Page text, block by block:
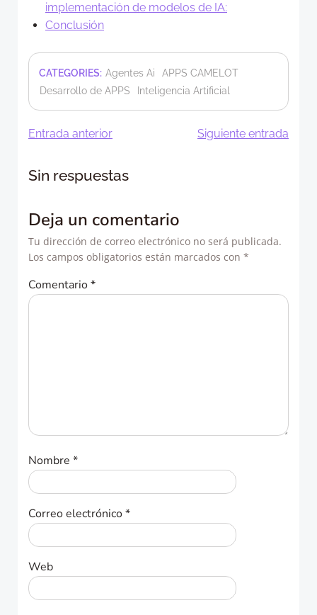
implementación de modelos de IA:
Conclusión
CATEGORIES: Agentes Ai
APPS CAMELOT
Desarrollo de APPS
Inteligencia Artificial
Navegación
de
entradas
Entrada anterior
entradas
Siguiente entrada
Sin respuestas
Deja un comentario
Tu dirección de correo electrónico no será publicada.
Los campos obligatorios están marcados con *
Comentario*
Nombre *
Correo electrónico*
Web